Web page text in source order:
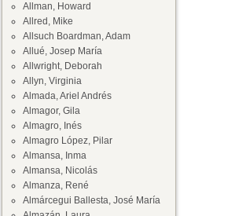
Allman, Howard
Allred, Mike
Allsuch Boardman, Adam
Allué, Josep María
Allwright, Deborah
Allyn, Virginia
Almada, Ariel Andrés
Almagor, Gila
Almagro, Inés
Almagro López, Pilar
Almansa, Inma
Almansa, Nicolás
Almanza, René
Almárcegui Ballesta, José María